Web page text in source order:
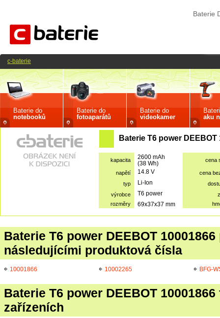
Baterie
Baterie do
notebooků
Baterie do
fotoaparátů
Baterie do
videokamer
aku
Baterie T6 power
kapacita
2600 mAh
(38 Wh)
cena
napětí 14.8 V
cena
typ
Li-Ion
výrobce
T6 power
rozměry
69x37x37 mm
Baterie T6 power DEEBOT
následujícími produktová čísla
10001866 10002265 BFG-
Baterie T6 power DEEBOT
zařízeních
c-baterie